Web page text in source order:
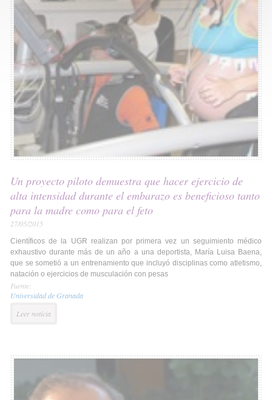
Un proyecto piloto demuestra que hacer ejercicio de
alta intensidad durante el embarazo es beneficioso tanto
para la madre como para el feto
27/05/2015
Científicos de la UGR realizan por primera vez un seguimiento médico
exhaustivo durante más de un año a una deportista, María Luisa Baena,
que se sometió a un entrenamiento que incluyó disciplinas como atletismo,
natación o ejercicios de musculación con pesas
Fuente:
Universidad de Granada
Leer noticia